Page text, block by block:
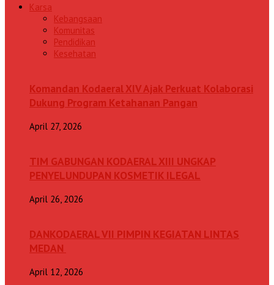
Karsa
Kebangsaan
Komunitas
Pendidikan
Kesehatan
Komandan Kodaeral XIV Ajak Perkuat Kolaborasi
Dukung Program Ketahanan Pangan
April 27, 2026
TIM GABUNGAN KODAERAL XIII UNGKAP
PENYELUNDUPAN KOSMETIK ILEGAL
April 26, 2026
DANKODAERAL VII PIMPIN KEGIATAN LINTAS
MEDAN
April 12, 2026